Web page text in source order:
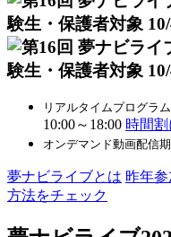
リアルタイムプログラ
10:00～18:00 時間
オンデマンド動画配信
夢ナビライブとは 昨年
方法をチェック